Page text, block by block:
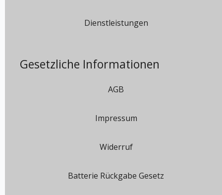
Dienstleistungen
Gesetzliche Informationen
AGB
Impressum
Widerruf
Batterie Rückgabe Gesetz